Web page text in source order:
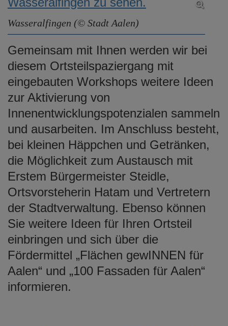
Wasseralfingen (© Stadt Aalen)
Gemeinsam mit Ihnen werden wir bei
diesem Ortsteilspaziergang mit
eingebauten Workshops weitere Ideen
zur Aktivierung von
Innenentwicklungspotenzialen sammeln
und ausarbeiten. Im Anschluss besteht,
bei kleinen Häppchen und Getränken,
die Möglichkeit zum Austausch mit
Erstem Bürgermeister Steidle,
Ortsvorsteherin Hatam und Vertretern
der Stadtverwaltung. Ebenso können
Sie weitere Ideen für Ihren Ortsteil
einbringen und sich über die
Fördermittel „Flächen gewINNEN für
Aalen“ und „100 Fassaden für Aalen“
informieren.